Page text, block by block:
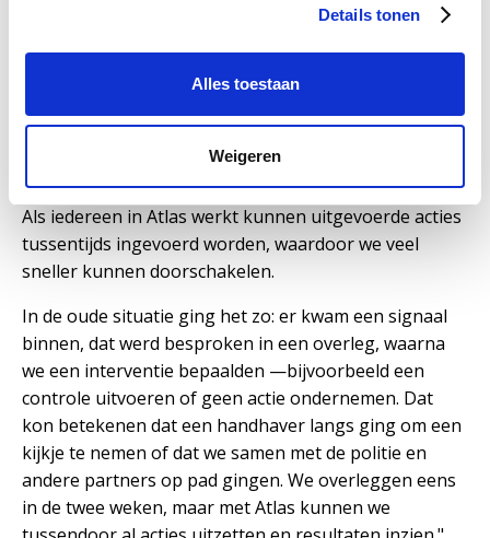
Details tonen
Alles toestaan
Weigeren
hoeven we niet tot het volgende overleg te wachten
samenwerking veel efficiënter maakt."
Kun je een praktijkvoorbeeld geven?
"Je kunt nu veel sneller schakelen. Normaal
gesproken gaat informatie van overleg naar overleg.
Als iedereen in Atlas werkt kunnen uitgevoerde acties
tussentijds ingevoerd worden, waardoor we veel
sneller kunnen doorschakelen.
In de oude situatie ging het zo: er kwam een signaal
binnen, dat werd besproken in een overleg, waarna
we een interventie bepaalden —bijvoorbeeld een
controle uitvoeren of geen actie ondernemen. Dat
kon betekenen dat een handhaver langs ging om een
kijkje te nemen of dat we samen met de politie en
andere partners op pad gingen. We overleggen eens
in de twee weken, maar met Atlas kunnen we